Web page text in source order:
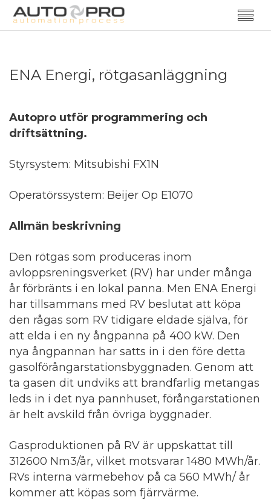
ENA Energi, rötgasanläggning
Autopro utför programmering och
driftsättning.
Styrsystem: Mitsubishi FX1N
Operatörssystem: Beijer Op E1070
Allmän beskrivning
Den rötgas som produceras inom
avloppsreningsverket (RV) har under många
år förbränts i en lokal panna. Men ENA Energi
har tillsammans med RV beslutat att köpa
den rågas som RV tidigare eldade själva, för
att elda i en ny ångpanna på 400 kW. Den
nya ångpannan har satts in i den före detta
gasolförångarstationsbyggnaden. Genom att
ta gasen dit undviks att brandfarlig metangas
leds in i det nya pannhuset, förångarstationen
är helt avskild från övriga byggnader.
Gasproduktionen på RV är uppskattat till
312600 Nm3/år, vilket motsvarar 1480 MWh/år.
RVs interna värmebehov på ca 560 MWh/ år
kommer att köpas som fjärrvärme.